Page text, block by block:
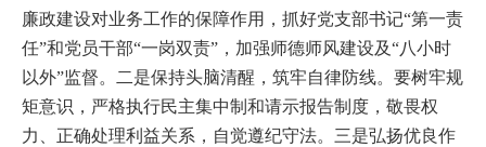
廉政建设对业务工作的保障作用，抓好党支部书记“第一责
任”和党员干部“一岗双责”，加强师德师风建设及“八小时
以外”监督。二是保持头脑清醒，筑牢自律防线。要树牢规
矩意识，严格执行民主集中制和请示报告制度，敬畏权
力、正确处理利益关系，自觉遵纪守法。三是弘扬优良作